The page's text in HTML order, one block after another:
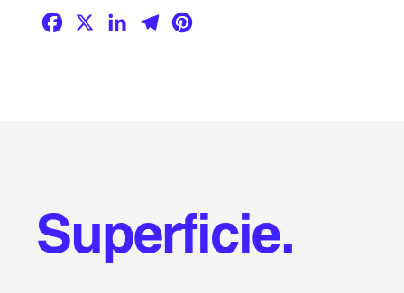
Facebook
X LinkedIn
Telegram
Superficie.